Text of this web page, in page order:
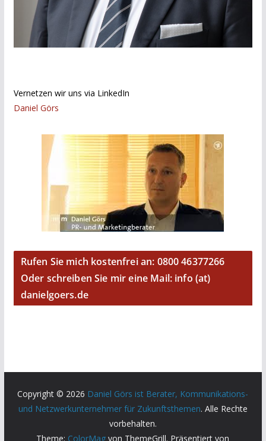
Vernetzen wir uns via LinkedIn
Daniel Görs
Rufen Sie mich kostenfrei an: 0800 46377266
Oder schreiben Sie mir eine Mail: info (at)
danielgoers.de
Copyright © 2026 Daniel Görs ist Berater, Kommunikations-
und Netzwerkunternehmer für Zukunftsthemen. Alle Rechte
vorbehalten.
Theme: ColorMag von ThemeGrill. Präsentiert von